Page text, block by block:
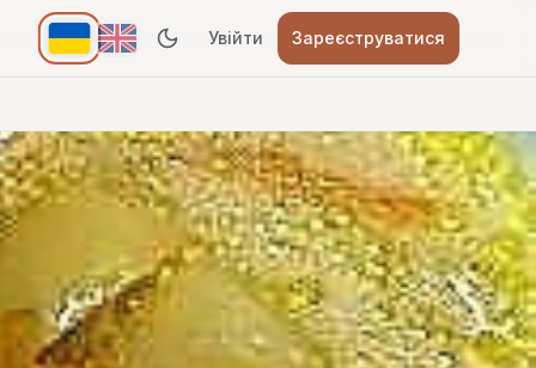
Увійти Зареєструватися